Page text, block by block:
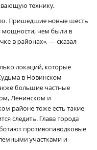
технику.
Пришедшие новые шесть
чем были в
в районах», — сказал
локаций, которые
в Новинском
большие частные
Ленинском и
районе тоже есть такие
следить. Глава города
противопаводковые
участками и